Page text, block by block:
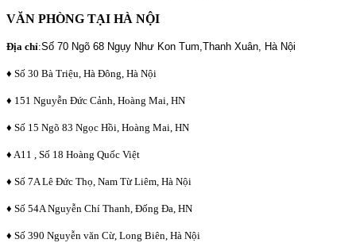
VĂN PHÒNG TẠI HÀ NỘI
Địa chỉ:Số 70 Ngõ 68 Ngụy Như Kon Tum,Thanh Xuân, Hà Nội
♦ Số 30 Bà Triệu, Hà Đông, Hà Nội
♦ 151 Nguyễn Đức Cảnh, Hoàng Mai, HN
♦ Số 15 Ngõ 83 Ngọc Hồi, Hoàng Mai, HN
♦ A11 , Số 18 Hoàng Quốc Việt
♦ Số 7A Lê Đức Thọ, Nam Từ Liêm, Hà Nội
♦ Số 54A Nguyễn Chí Thanh, Đống Đa, HN
♦ Số 390 Nguyễn văn Cừ, Long Biên, Hà Nội